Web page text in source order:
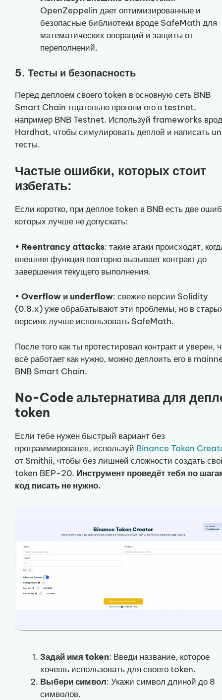
OpenZeppelin дает оптимизированные и
безопасные библиотеки вроде SafeMath для
математических операций и защиты от
переполнений.
5. Тесты и безопасность
Перед деплоем своего token в основную сеть BNB
Smart Chain тщательно прогони его в testnet,
например BNB Testnet. Используй frameworks
Hardhat, чтобы симулировать деплой и написать
тесты.
Частые ошибки, которых стоит
избегать:
Если коротко, при деплое token в BNB есть две
которых лучше не допускать:
• Reentrancy attacks: такие атаки происходят,
внешняя функция повторно вызывает контракт до
завершения текущего выполнения.
• Overflow и underflow: свежие версии Solidity
(0.8.x) уже обрабатывают эти проблемы, но в
версиях лучше использовать SafeMath.
После того как ты протестировал контракт и уверен,
всё работает как нужно, можно деплоить его в
BNB Smart Chain.
No-Code альтернатива для
token
Если тебе нужен быстрый вариант без
программирования, используй Binance Token
от Smithii, чтобы без лишней сложности создать
token BEP-20. Инструмент проведёт тебя по
код писать не нужно.
Задай имя token: Введи название, которое
хочешь использовать для своего token.
Выбери символ: Укажи символ длиной до 8
символов.